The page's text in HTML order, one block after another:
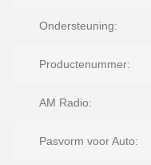
Ondersteuning:
Productenummer:
AM Radio:
Pasvorm voor Auto: